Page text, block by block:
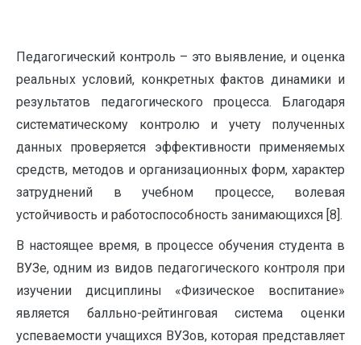
Педагогический контроль – это выявление, и оценка
реальных условий, конкретных фактов динамики и
результатов педагогического процесса. Благодаря
систематическому контролю и учету полученных
данных проверяется эффективности применяемых
средств, методов и организационных форм, характер
затруднений в учебном процессе, волевая
устойчивость и работоспособность занимающихся [8].
В настоящее время, в процессе обучения студента в
ВУЗе, одним из видов педагогического контроля при
изучении дисциплины «Физическое воспитание»
является балльно-рейтинговая система оценки
успеваемости учащихся ВУЗов, которая представляет